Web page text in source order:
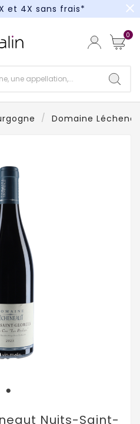
et 4X sans frais*
et 4X sans frais*
close
0
Domaine
Nuits-Saint-